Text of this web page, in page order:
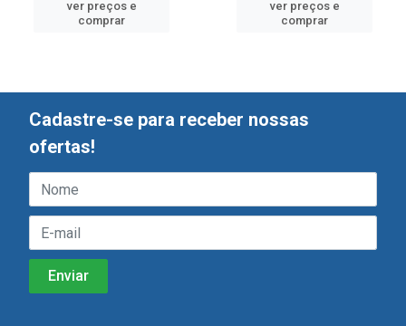
ver preços e
comprar
ver preços e
comprar
Cadastre-se para receber nossas
ofertas!